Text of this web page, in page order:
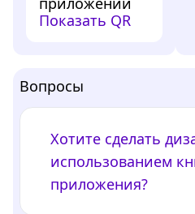
Показать QR
Вопросы
Хотите сделать
использованием
приложения?